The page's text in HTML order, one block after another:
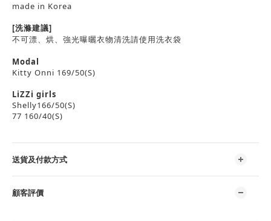
made in Korea
[洗滌建議]
不可漂、烘、強光曝曬衣物清洗請使用洗衣袋
Modal
Kitty Onni 169/50(S)
LiZZi girls
Shelly166/50(S)
77 160/40(S)
送貨及付款方式
顧客評價